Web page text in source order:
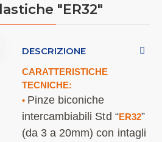
"ER32"
DESCRIZIONE
CARATTERISTICHE
TECNICHE:
• Pinze biconiche
intercambiabili Std “ER32”
(da 3 a 20mm) con intagli